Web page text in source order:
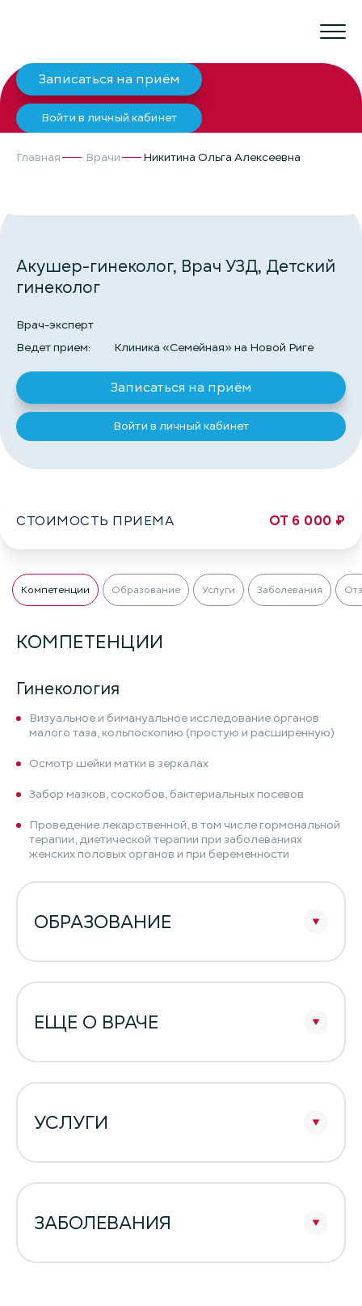
Записаться на приём
Войти в личный кабинет
Главная Врачи Никитина Ольга Алексеевна
Акушер-гинеколог, Врач УЗД, Детский
гинеколог
Врач-эксперт
Ведет прием:
Клиника «Семейная» на Новой Риге
Записаться на приём
Войти в личный кабинет
СТОИМОСТЬ ПРИЕМА ОТ 6 000 ₽
Компетенции Образование Услуги Заболевания
КОМПЕТЕНЦИИ
Гинекология
Визуальное и бимануальное исследование органов
малого таза, кольпоскопию (простую и расширенную)
Осмотр шейки матки в зеркалах
Забор мазков, соскобов, бактериальных посевов
Проведение лекарственной, в том числе гормональной
терапии, диетической терапии при заболеваниях
женских половых органов и при беременности
ОБРАЗОВАНИЕ
ЕЩЕ О ВРАЧЕ
УСЛУГИ
ЗАБОЛЕВАНИЯ